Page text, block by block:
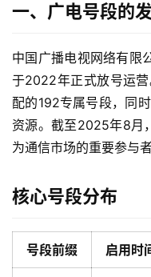
一、广电号段的
中国广播电视网络有限
于2022年正式放号运
配的192专属号段，同
资源。截至2025年8月
为通信市场的重要参与者
核心号段分布
号段前缀 启用时